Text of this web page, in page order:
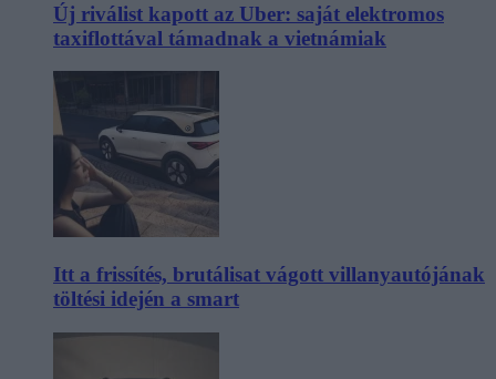
Új riválist kapott az Uber: saját elektromos
taxiflottával támadnak a vietnámiak
Itt a frissítés, brutálisat vágott villanyautójának
töltési idején a smart